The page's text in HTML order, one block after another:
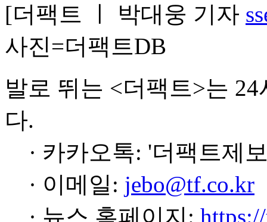
[더팩트 ㅣ 박대웅 기자
사진=더팩트DB
발로 뛰는 <더팩트>는
다.
· 카카오톡: '더팩트제
· 이메일: jebo@tf.co.kr
· 뉴스 홈페이지: